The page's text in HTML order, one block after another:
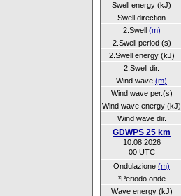
Swell energy (kJ)
Swell direction
2.Swell (m)
2.Swell period (s)
2.Swell energy (kJ)
2.Swell dir.
Wind wave (m)
Wind wave per.(s)
Wind wave energy (kJ)
Wind wave dir.
GDWPS 25 km
10.08.2026
00 UTC
Ondulazione (m)
*Periodo onde
Wave energy (kJ)